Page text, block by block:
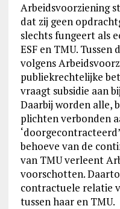
Arbeidsvoorziening
dat zij geen
slechts fungeert als
ESF en TMU.
volgens
publiekrechtelijke
vraagt subsidie aan
Daarbij worden alle,
plichten verbonden
behoeve van de
van TMU verleent
voorschotten.
contractuele relatie
tussen haar en TMU.